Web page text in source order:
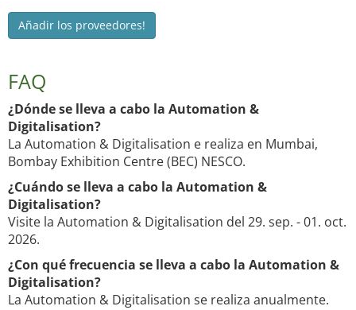
Añadir los proveedores!
FAQ
¿Dónde se lleva a cabo la Automation &
Digitalisation?
La Automation & Digitalisation e realiza en Mumbai,
Bombay Exhibition Centre (BEC) NESCO.
¿Cuándo se lleva a cabo la Automation &
Digitalisation?
Visite la Automation & Digitalisation del 29. sep. - 01. oct.
2026.
¿Con qué frecuencia se lleva a cabo la Automation &
Digitalisation?
La Automation & Digitalisation se realiza anualmente.